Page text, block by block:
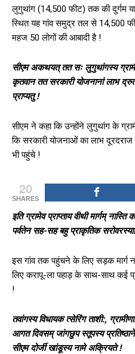
लुगुथांग (14,500 फीट) तक की दुर्गम
स्थित यह गांव समुद्र तल से 14,500
महज 50 लोगों की आबादी है !
सीएम अकथयत् तत सः लुगुथांगस्य
कृतवान तत सरकारी योजनानां लाभ
प्राप्यतु !
सीएम ने कहा कि उन्‍होंने लुगुथांग के
कि सरकारी योजनाओं का लाभ
भी पहुंचे !
20
SHARES
इति ग्रामेव प्राप्ताय वीथी मार्गम्
पर्वतेन सह-सह बहु प्राकृतिक
इस गांव तक पहुंचने के लिए सड़क मार्ग
लिए करापू-ला पहाड़ के साथ-साथ कई
!
तवांगस्य विधायक त्सेरिंग ताशी:,
आगत दिवसम् जांगछुप स्तूपस्य प्रतिष्ठाने
सीएम दोर्जी खांडूस्य नामे अक्रियते !